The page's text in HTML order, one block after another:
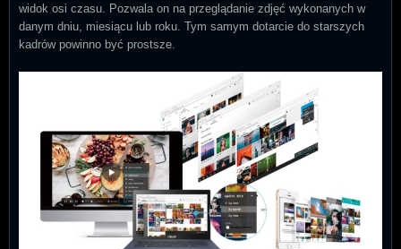
widok osi czasu. Pozwala on na przeglądanie zdjęć wykonanych w
danym dniu, miesiącu lub roku. Tym samym dotarcie do starszych
kadrów powinno być prostsze.